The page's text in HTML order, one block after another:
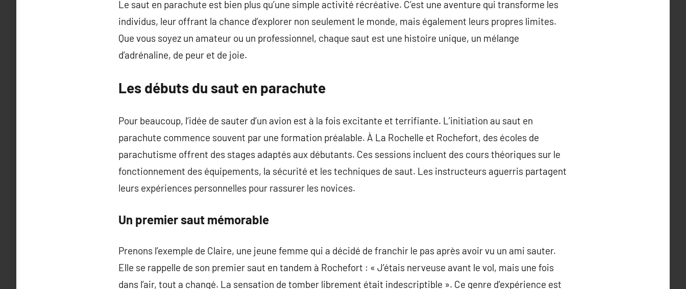
Le saut en parachute est bien plus qu’une simple activité récréative. C’est une aventure qui transforme les
individus, leur offrant la chance d’explorer non seulement le monde, mais également leurs propres limites.
Que vous soyez un amateur ou un professionnel, chaque saut est une histoire unique, un mélange
d’adrénaline, de peur et de joie.
Les débuts du saut en parachute
Pour beaucoup, l’idée de sauter d’un avion est à la fois excitante et terrifiante. L’initiation au saut en
parachute commence souvent par une formation préalable. À La Rochelle et Rochefort, des écoles de
parachutisme offrent des stages adaptés aux débutants. Ces sessions incluent des cours théoriques sur le
fonctionnement des équipements, la sécurité et les techniques de saut. Les instructeurs aguerris partagent
leurs expériences personnelles pour rassurer les novices.
Un premier saut mémorable
Prenons l’exemple de Claire, une jeune femme qui a décidé de franchir le pas après avoir vu un ami sauter.
Elle se rappelle de son premier saut en tandem à Rochefort : « J’étais nerveuse avant le vol, mais une fois
dans l’air, tout a changé. La sensation de tomber librement était indescriptible ». Ce genre d’expérience est